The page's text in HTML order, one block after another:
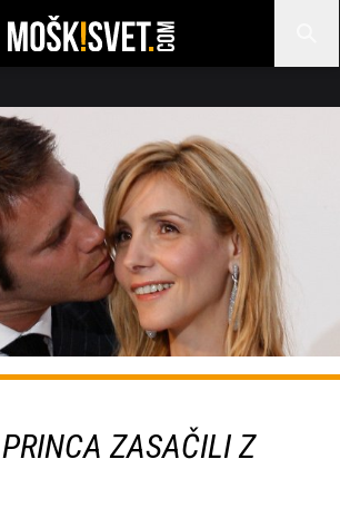
ZASAČILI Z